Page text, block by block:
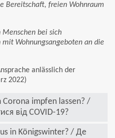
Bereitschaft, freien Wohnraum
bei sich
Wohnungsangeboten an die
anlässlich der
2022)
Corona impfen lassen? /
від COVID-19?
in Königswinter? / Де